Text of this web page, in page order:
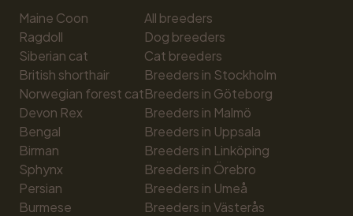
Maine Coon
Ragdoll
Siberian cat
British shorthair
Norwegian forest cat
Devon Rex
Bengal
Birman
Sphynx
Persian
Burmese
All breeders
Dog breeders
Cat breeders
Breeders in Stockholm
Breeders in Göteborg
Breeders in Malmö
Breeders in Uppsala
Breeders in Linköping
Breeders in Örebro
Breeders in Umeå
Breeders in Västerås